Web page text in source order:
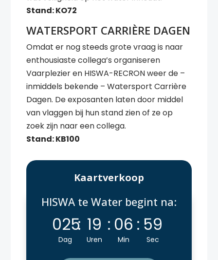
Stand: KO72
WATERSPORT CARRIÈRE DAGEN
Omdat er nog steeds grote vraag is naar
enthousiaste collega’s organiseren
Vaarplezier en HISWA-RECRON weer de –
inmiddels bekende – Watersport Carrière
Dagen. De exposanten laten door middel
van vlaggen bij hun stand zien of ze op
zoek zijn naar een collega.
Stand: KB100
Kaartverkoop
HISWA te Water begint na:
025
Dag
: 19
Uren
: 06
Min
: 57
Sec